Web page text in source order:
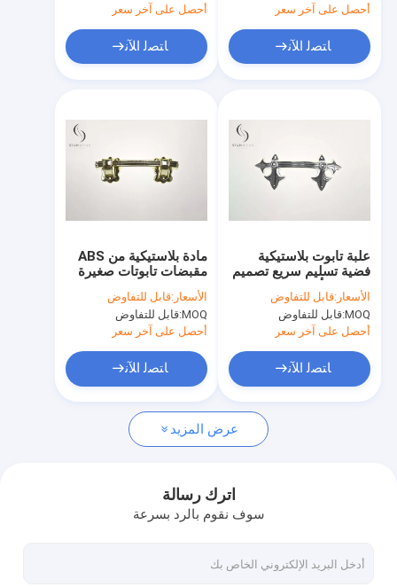
حول بنا
اتصل بنا
طلب اقتباس
مقابض معدنية نعش
تابوت سوينغ بار
أحصل على آخر سعر
ﺎﺘﺼﻟ ﺍﻶﻧ
أحصل على آخر سعر
ﺎﺘﺼﻟ ﺍﻶﻧ
مادة بلاستيكية من ABS
مقبضات تابوتات صغيرة
الحجم ديكور جيد للتابوت
P9005
الأسعار:قابل للتفاوض
MOQ: قابل للتفاوض
أحصل على آخر سعر
ﺎﺘﺼﻟ ﺍﻶﻧ
علبة تابوت بلاستيكية
فضية تسليم سريع تصميم
مخصص أرخص سعر
P9001
الأسعار:قابل للتفاوض
MOQ: قابل للتفاوض
أحصل على آخر سعر
ﺎﺘﺼﻟ ﺍﻶﻧ
عرض المزيد
اترك رسالة
سوف نقوم بالرد بسرعة